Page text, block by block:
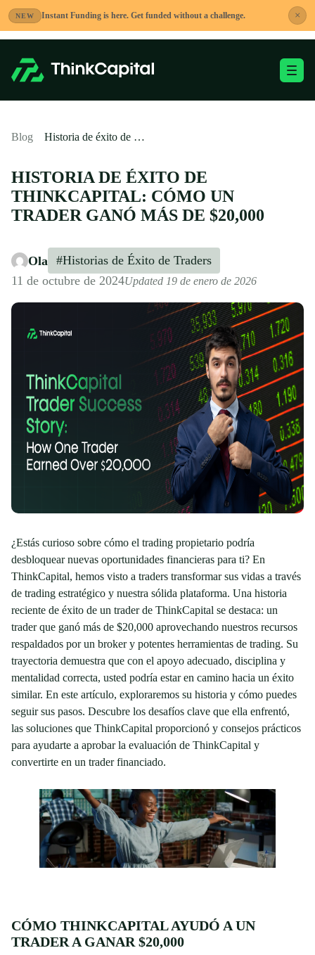
NEW Instant Funding is here. Get funded without a challenge. ×
Saltar
contenido
Alternar menú
Blog Historia de éxito de ThinkCapital: Cómo un trader ganó más de $20,000
HISTORIA DE ÉXITO DE
THINKCAPITAL: CÓMO UN
TRADER GANÓ MÁS DE $20,000
Ola
#Historias de Éxito de Traders
11 de octubre de 2024Updated 19 de enero de 2026
¿Estás curioso sobre cómo el trading propietario podría
desbloquear nuevas oportunidades financieras para ti? En
ThinkCapital, hemos visto a traders transformar sus vidas a través
de trading estratégico y nuestra sólida plataforma. Una historia
reciente de éxito de un trader de ThinkCapital se destaca: un
trader que ganó más de $20,000 aprovechando nuestros recursos
respaldados por un broker y potentes herramientas de trading. Su
trayectoria demuestra que con el apoyo adecuado, disciplina y
mentalidad correcta, usted podría estar en camino hacia un éxito
similar. En este artículo, exploraremos su historia y cómo puedes
seguir sus pasos. Descubre los desafíos clave que ella enfrentó,
las soluciones que ThinkCapital proporcionó y consejos prácticos
para ayudarte a aprobar la evaluación de ThinkCapital y
convertirte en un trader financiado.
CÓMO THINKCAPITAL AYUDÓ A UN
TRADER A GANAR $20,000